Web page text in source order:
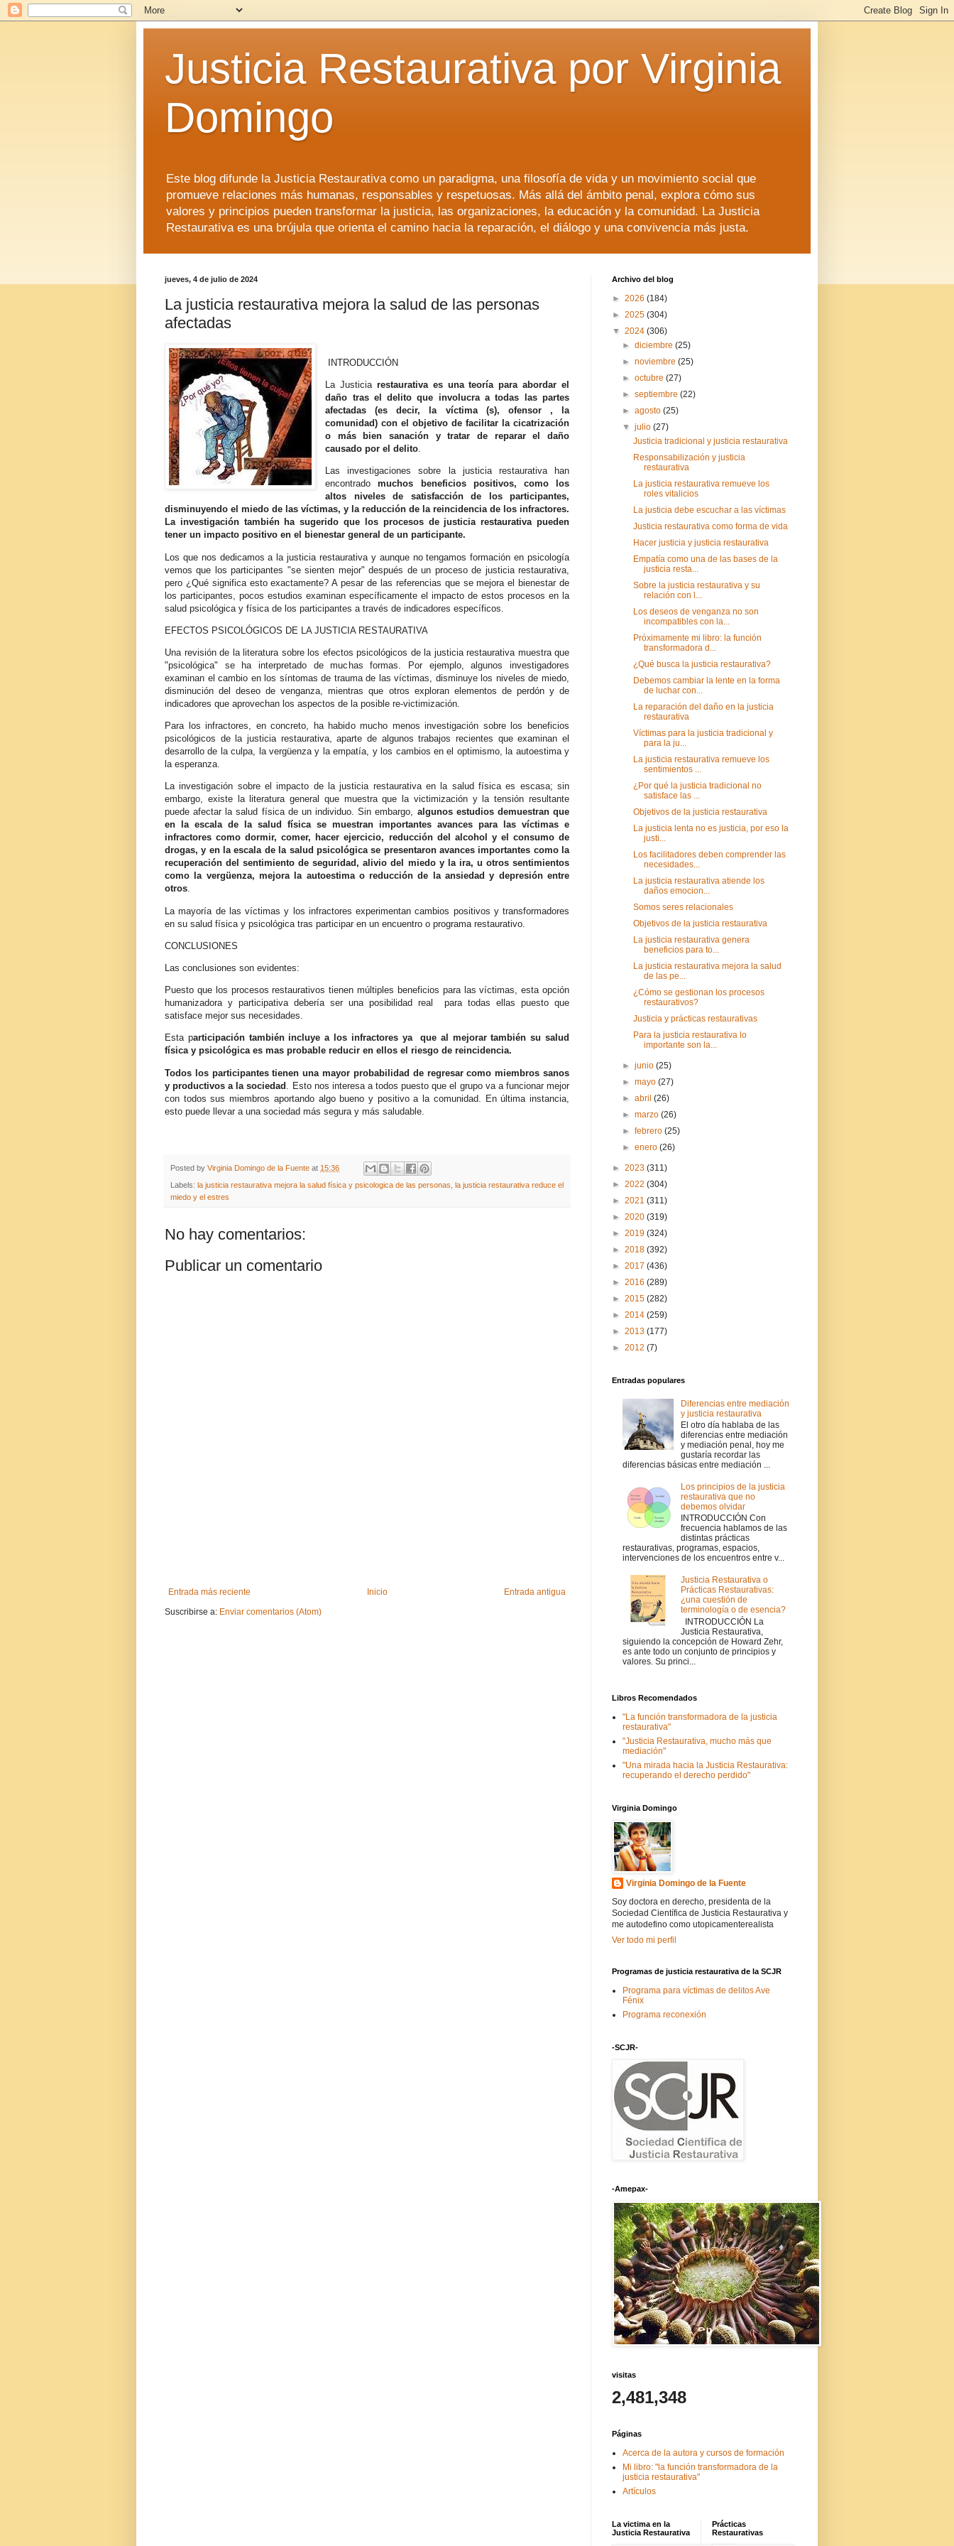
Justicia Restaurativa por Virginia
Domingo
Este blog difunde la Justicia Restaurativa como un paradigma, una filosofía de vida y un movimiento social que
promueve relaciones más humanas, responsables y respetuosas. Más allá del ámbito penal, explora cómo sus
valores y principios pueden transformar la justicia, las organizaciones, la educación y la comunidad. La Justicia
Restaurativa es una brújula que orienta el camino hacia la reparación, el diálogo y una convivencia más justa.
jueves, 4 de julio de 2024
La justicia restaurativa mejora la salud de las personas
afectadas
INTRODUCCIÓN
La Justiciarestaurativa es una teoría para abordar el
daño tras el delito que involucra a todas las partes
afectadas (es decir, la víctima (s), ofensor , la
comunidad) con el objetivo de facilitar la cicatrización
o más bien sanación y tratar de reparar el daño
causado por el delito.
Las investigaciones sobre la justicia restaurativa han
encontradomuchos beneficios positivos, como los
altos niveles de satisfacción de los participantes,
disminuyendo el miedo de las víctimas, y la reducción de la reincidencia de los infractores.
La investigación también ha sugerido que los procesos de justicia restaurativa pueden
tener un impacto positivo en el bienestar general de un participante.
Los que nos dedicamos a la justicia restaurativa y aunque no tengamos formación en psicología
vemos que los participantes "se sienten mejor" después de un proceso de justicia restaurativa,
pero ¿Qué significa esto exactamente? A pesar de las referencias que se mejora el bienestar de
los participantes, pocos estudios examinan específicamente el impacto de estos procesos en la
salud psicológica y física de los participantes a través de indicadores específicos.
EFECTOS PSICOLÓGICOS DE LA JUSTICIA RESTAURATIVA
Una revisión de la literatura sobre los efectos psicológicos de la justicia restaurativa muestra que
"psicológica" se ha interpretado de muchas formas. Por ejemplo, algunos investigadores
examinan el cambio en los síntomas de trauma de las víctimas, disminuye los niveles de miedo,
disminución del deseo de venganza, mientras que otros exploran elementos de perdón y de
indicadores que aprovechan los aspectos de la posible re-victimización.
Para los infractores, en concreto, ha habido mucho menos investigación sobre los beneficios
psicológicos de la justicia restaurativa, aparte de algunos trabajos recientes que examinan el
desarrollo de la culpa, la vergüenza y la empatía, y los cambios en el optimismo, la autoestima y
la esperanza.
La investigación sobre el impacto de la justicia restaurativa en la salud física es escasa; sin
embargo, existe la literatura general que muestra que la victimización y la tensión resultante
puede afectar la salud física de un individuo. Sin embargo, algunos estudios demuestran que
en la escala de la salud física se muestran importantes avances para las víctimas e
infractores como dormir, comer, hacer ejercicio, reducción del alcohol y el consumo de
drogas, y en la escala de la salud psicológica se presentaron avances importantes como la
recuperación del sentimiento de seguridad, alivio del miedo y la ira, u otros sentimientos
como la vergüenza, mejora la autoestima o reducción de la ansiedad y depresión entre
otros.
La mayoría de las víctimas y los infractores experimentan cambios positivos y transformadores
en su salud física y psicológica tras participar en un encuentro o programa restaurativo.
CONCLUSIONES
Las conclusiones son evidentes:
Puesto que los procesos restaurativos tienen múltiples beneficios para las víctimas, esta opción
humanizadora y participativa debería ser una posibilidad real para todas ellas puesto que
satisface mejor sus necesidades.
Esta participación también incluye a los infractores ya que al mejorar también su salud
física y psicológica es mas probable reducir en ellos el riesgo de reincidencia.
Todos los participantes tienen una mayor probabilidad de regresar como miembros sanos
y productivos a la sociedad . Esto nos interesa a todos puesto que el grupo va a funcionar mejor
con todos sus miembros aportando algo bueno y positivo a la comunidad. En última instancia,
esto puede llevar a una sociedad más segura y más saludable.
Posted by Virginia Domingo de la Fuente at 15:36
Labels: la justicia restaurativa mejora la salud física y psicologica de las personas la justicia restaurativa reduce el
miedo y el estres
No hay comentarios:
Publicar un comentario
Entrada más reciente Entrada antigua
Inicio
Suscribirse a: Enviar comentarios (Atom)
Archivo del blog
► 2026 (184)
► 2025 (304)
▼ 2024 (306)
►diciembre(25)
►noviembre(25)
►octubre(27)
►septiembre(22)
►agosto(25)
▼julio(27)
Justicia tradicional y justicia restaurativa
Responsabilización y justicia
restaurativa
La justicia restaurativa remueve los
roles vitalicios
La justicia debe escuchar a las víctimas
Justicia restaurativa como forma de vida
Hacer justicia y justicia restaurativa
Empatía como una de las bases de la
justicia resta...
Sobre la justicia restaurativa y su
relación con l...
Los deseos de venganza no son
incompatibles con la...
Próximamente mi libro: la función
transformadora d...
¿Qué busca la justicia restaurativa?
Debemos cambiar la lente en la forma
de luchar con...
La reparación del daño en la justicia
restaurativa
Víctimas para la justicia tradicional y
para la ju...
La justicia restaurativa remueve los
sentimientos ...
¿Por qué la justicia tradicional no
satisface las ...
Objetivos de la justicia restaurativa
La justicia lenta no es justicia, por eso la
justi...
Los facilitadores deben comprender las
necesidades...
La justicia restaurativa atiende los
daños emocion...
Somos seres relacionales
Objetivos de la justicia restaurativa
La justicia restaurativa genera
beneficios para to...
La justicia restaurativa mejora la salud
de las pe...
¿Cómo se gestionan los procesos
restaurativos?
Justicia y prácticas restaurativas
Para la justicia restaurativa lo
importante son la...
►junio(25)
►mayo(27)
►abril(26)
►marzo(26)
►febrero(25)
►enero(26)
► 2023 (311)
► 2022 (304)
► 2021 (311)
► 2020 (319)
► 2019 (324)
► 2018 (392)
► 2017 (436)
► 2016 (289)
► 2015 (282)
► 2014 (259)
► 2013 (177)
► 2012 (7)
Entradas populares
Diferencias entre mediación
y justicia restaurativa
El otro día hablaba de las
diferencias entre mediación
y mediación penal, hoy me
gustaría recordar las
diferencias básicas entre mediación ...
Los principios de la justicia
restaurativa que no
debemos olvidar
INTRODUCCIÓN Con
frecuencia hablamos de las
distintas prácticas
restaurativas, programas, espacios,
intervenciones de los encuentros entre v...
Justicia Restaurativa o
Prácticas Restaurativas:
¿una cuestión de
terminología o de esencia?
INTRODUCCIÓN La
Justicia Restaurativa,
siguiendo la concepción de Howard Zehr,
es ante todo un conjunto de principios y
valores. Su princi...
Libros Recomendados
"La función transformadora de la justicia
restaurativa"
"Justicia Restaurativa, mucho más que
mediación"
"Una mirada hacia la Justicia Restaurativa:
recuperando el derecho perdido"
Virginia Domingo
Virginia Domingo de la Fuente
Soy doctora en derecho, presidenta de la
Sociedad Científica de Justicia Restaurativa y
me autodefino como utopicamenterealista
Ver todo mi perfil
Programas de justicia restaurativa de la SCJR
Programa para víctimas de delitos Ave
Fénix
Programa reconexión
-SCJR-
-Amepax-
visitas
2,481,348
Páginas
Acerca de la autora y cursos de formación
Mi libro: "la función transformadora de la
justicia restaurativa"
Artículos
La victima en la
Justicia Restaurativa
Prácticas
Restaurativas